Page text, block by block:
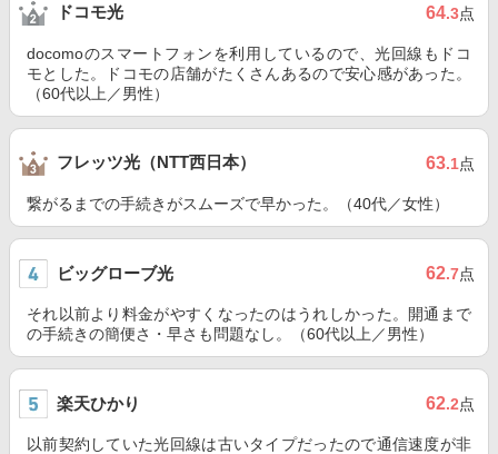
ドコモ光 64.3点
docomoのスマートフォンを利用しているので、光回線もドコ
モとした。ドコモの店舗がたくさんあるので安心感があった。
（60代以上／男性）
フレッツ光（NTT西日本） 63.1点
繋がるまでの手続きがスムーズで早かった。（40代／女性）
ビッグローブ光 62.7点
それ以前より料金がやすくなったのはうれしかった。開通まで
の手続きの簡便さ・早さも問題なし。（60代以上／男性）
楽天ひかり 62.2点
以前契約していた光回線は古いタイプだったので通信速度が非